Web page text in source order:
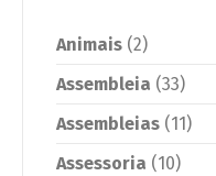
Animais (2)
Assembleia (33)
Assembleias (11)
Assessoria (10)